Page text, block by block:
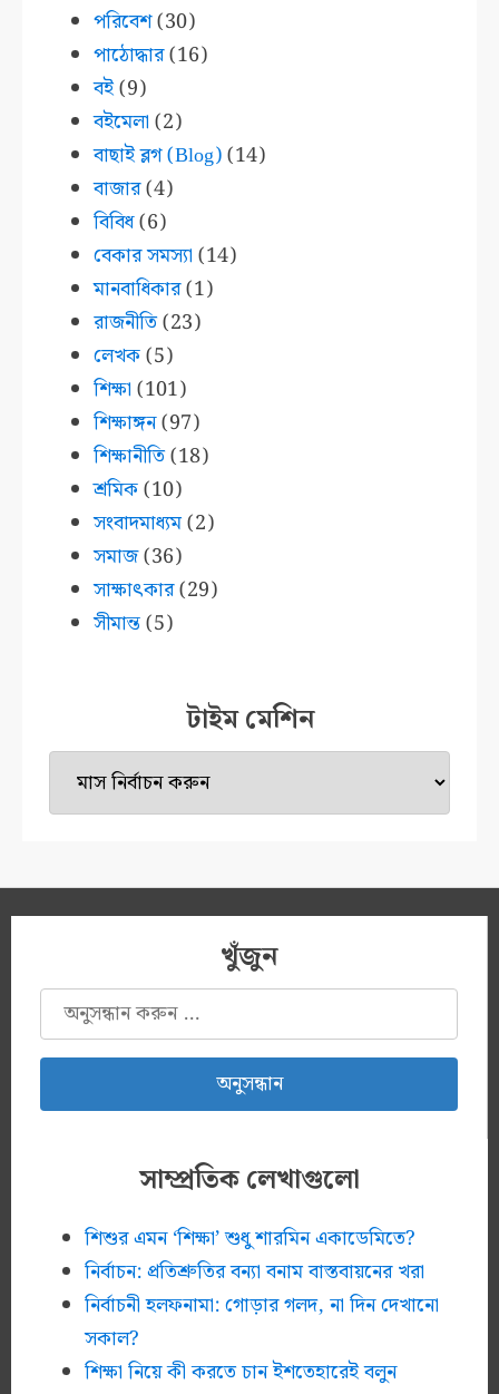
পরিবেশ(30)
পাঠোদ্ধার(16)
বই(9)
বইমেলা (2)
বাছাই ব্লগ (Blog)(14)
বাজার(4)
বিবিধ(6)
বেকার সমস্যা (14)
মানবাধিকার(1)
রাজনীতি(23)
লেখক(5)
শিক্ষা (101)
শিক্ষাঙ্গন(97)
শিক্ষানীতি(18)
শ্রমিক(10)
সংবাদমাধ্যম(2)
সমাজ(36)
সাক্ষাৎকার(29)
সীমান্ত(5)
টাইম মেশিন
টাইম
মেশিন
খুঁজুন
অনুসন্ধানঃ
সাম্প্রতিক লেখাগুলো
শিশুর এমন ‘শিক্ষা’ শুধু শারমিন একাডেমিতে?
নির্বাচন: প্রতিশ্রুতির বন্যা বনাম বাস্তবায়নের খরা
নির্বাচনী হলফনামা: গোড়ার গলদ, না দিন দেখানো
সকাল?
শিক্ষা নিয়ে কী করতে চান ইশতেহারেই বলুন